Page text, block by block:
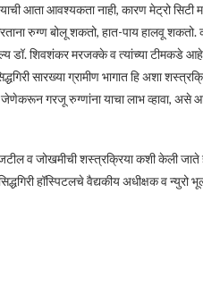
आता आवश्यकता नाही, कारण मेट्रो
रुग्ण बोलू शकतो, हात-पाय हालवू शकतो.
डॉ. शिवशंकर मरजक्के व त्यांच्या टीमकडे
सारख्या ग्रामीण भागात हि अशा
जेणेकरून गरजू रुग्णांना याचा लाभ व्हावा, असे
जटील व जोखमीची शस्त्रक्रिया कशी केली
हॉस्पिटलचे वैद्यकीय अधीक्षक व न्युरो